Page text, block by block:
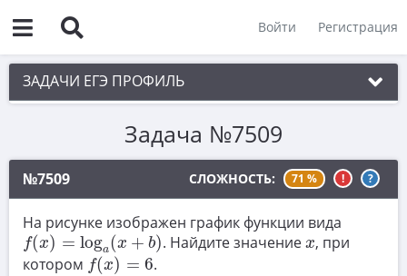
Войти Регистрация
ЗАДАЧИ ЕГЭ ПРОФИЛЬ
1. Планиметрия
2. Векторы
3. Стереометрия
4. Классическое определение вероятности
5. Теория вероятностей
Задача №7509
№7509 СЛОЖНОСТЬ: 71 % ! ?
На рисунке изображен график функции вида
f(x) = loga(x + b)
f(x)=loga(x+b) . Найдите значениеx
x, при
котором f(x) = 6
f(x)=6 .